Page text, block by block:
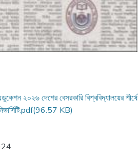
২০২৬ দেশের বেসরকারি বিশ্ববিদ্যালয়ের শীর্ষে
(96.57 KB)